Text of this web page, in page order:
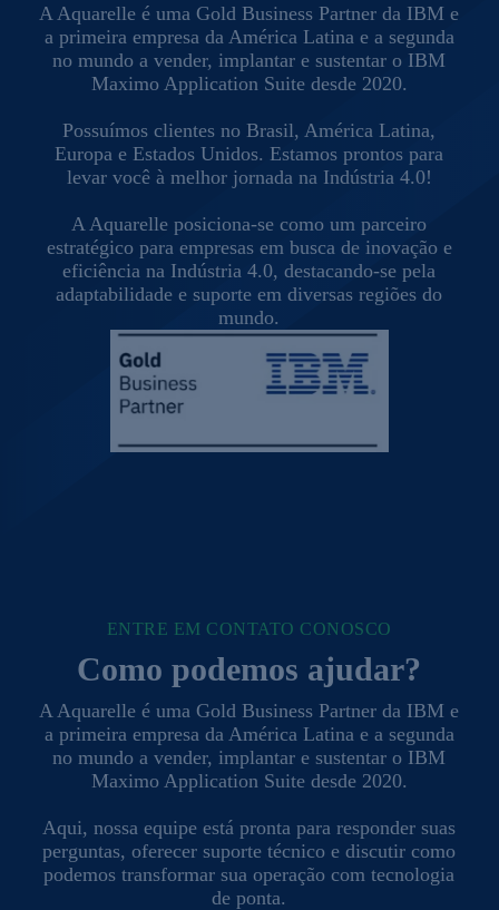
A Aquarelle é uma Gold Business Partner da IBM e
a primeira empresa da América Latina e a segunda
no mundo a vender, implantar e sustentar o IBM
Maximo Application Suite desde 2020.
Possuímos clientes no Brasil, América Latina,
Europa e Estados Unidos. Estamos prontos para
levar você à melhor jornada na Indústria 4.0!
A Aquarelle posiciona-se como um parceiro
estratégico para empresas em busca de inovação e
eficiência na Indústria 4.0, destacando-se pela
adaptabilidade e suporte em diversas regiões do
mundo.
ENTRE EM CONTATO CONOSCO
Como podemos ajudar?
A Aquarelle é uma Gold Business Partner da IBM e
a primeira empresa da América Latina e a segunda
no mundo a vender, implantar e sustentar o IBM
Maximo Application Suite desde 2020.
Aqui, nossa equipe está pronta para responder suas
perguntas, oferecer suporte técnico e discutir como
podemos transformar sua operação com tecnologia
de ponta.